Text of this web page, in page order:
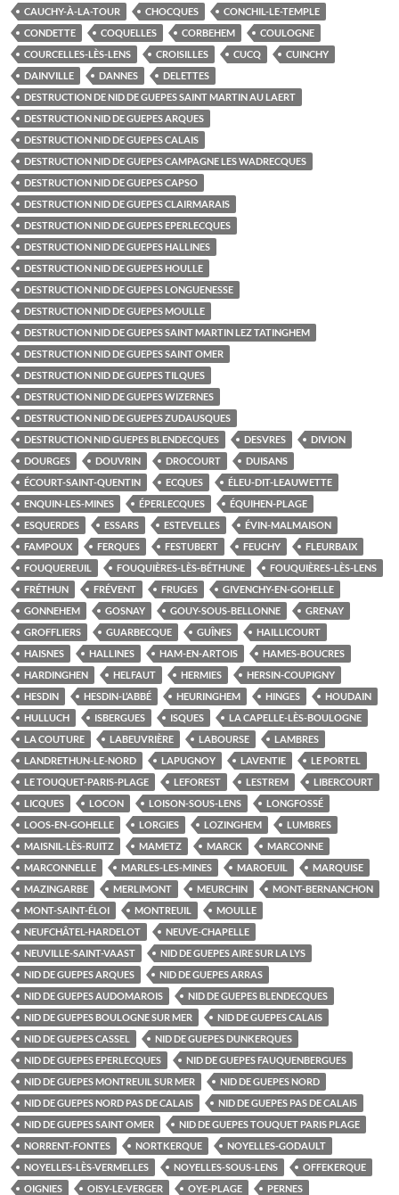
CAUCHY-À-LA-TOUR
CHOCQUES
CONCHIL-LE-TEMPLE
CONDETTE
COQUELLES CORBEHEM
COULOGNE
COURCELLES-LÈS-LENS
CROISILLES CUCQ
CUINCHY
DAINVILLE
DANNES
DELETTES
DESTRUCTION DE NID DE GUEPES SAINT MARTIN AU LAERT
DESTRUCTION NID DE GUEPES ARQUES
DESTRUCTION NID DE GUEPES CALAIS
DESTRUCTION NID DE GUEPES CAMPAGNE LES WADRECQUES
DESTRUCTION NID DE GUEPES CAPSO
DESTRUCTION NID DE GUEPES CLAIRMARAIS
DESTRUCTION NID DE GUEPES EPERLECQUES
DESTRUCTION NID DE GUEPES HALLINES
DESTRUCTION NID DE GUEPES HOULLE
DESTRUCTION NID DE GUEPES LONGUENESSE
DESTRUCTION NID DE GUEPES MOULLE
DESTRUCTION NID DE GUEPES SAINT MARTIN LEZ TATINGHEM
DESTRUCTION NID DE GUEPES SAINT OMER
DESTRUCTION NID DE GUEPES TILQUES
DESTRUCTION NID DE GUEPES WIZERNES
DESTRUCTION NID DE GUEPES ZUDAUSQUES
DESTRUCTION NID GUEPES BLENDECQUES
DESVRES
DIVION
DOURGES
DOUVRIN DROCOURT
DUISANS
ÉCOURT-SAINT-QUENTIN
ECQUES
ÉLEU-DIT-LEAUWETTE
ENQUIN-LES-MINES
ÉPERLECQUES
ÉQUIHEN-PLAGE
ESQUERDES
ESSARS ESTEVELLES
ÉVIN-MALMAISON
FAMPOUX
FERQUES FESTUBERT FEUCHY
FLEURBAIX
FOUQUEREUIL
FOUQUIÈRES-LÈS-BÉTHUNE
FOUQUIÈRES-LÈS-LENS
FRÉTHUN
FRÉVENT FRUGES
GIVENCHY-EN-GOHELLE
GONNEHEM
GOSNAY GOUY-SOUS-BELLONNE
GRENAY
GROFFLIERS
GUARBECQUE GUÎNES
HAILLICOURT
HAISNES
HALLINES HAM-EN-ARTOIS
HAMES-BOUCRES
HARDINGHEN
HELFAUT HERMIES
HERSIN-COUPIGNY
HESDIN
HESDIN-L’ABBÉ HEURINGHEM HINGES
HOUDAIN
HULLUCH
ISBERGUES ISQUES
LA CAPELLE-LÈS-BOULOGNE
LA COUTURE
LABEUVRIÈRE LABOURSE
LAMBRES
LANDRETHUN-LE-NORD
LAPUGNOY LAVENTIE
LE PORTEL
LE TOUQUET-PARIS-PLAGE
LEFOREST LESTREM
LIBERCOURT
LICQUES
LOCON LOISON-SOUS-LENS
LONGFOSSÉ
LOOS-EN-GOHELLE
LORGIES LOZINGHEM
LUMBRES
MAISNIL-LÈS-RUITZ
MAMETZ MARCK
MARCONNE
MARCONNELLE
MARLES-LES-MINES MAROEUIL
MARQUISE
MAZINGARBE
MERLIMONT MEURCHIN
MONT-BERNANCHON
MONT-SAINT-ÉLOI
MONTREUIL
MOULLE
NEUFCHÂTEL-HARDELOT
NEUVE-CHAPELLE
NEUVILLE-SAINT-VAAST
NID DE GUEPES AIRE SUR LA LYS
NID DE GUEPES ARQUES
NID DE GUEPES ARRAS
NID DE GUEPES AUDOMAROIS
NID DE GUEPES BLENDECQUES
NID DE GUEPES BOULOGNE SUR MER
NID DE GUEPES CALAIS
NID DE GUEPES CASSEL
NID DE GUEPES DUNKERQUES
NID DE GUEPES EPERLECQUES
NID DE GUEPES FAUQUENBERGUES
NID DE GUEPES MONTREUIL SUR MER
NID DE GUEPES NORD
NID DE GUEPES NORD PAS DE CALAIS
NID DE GUEPES PAS DE CALAIS
NID DE GUEPES SAINT OMER
NID DE GUEPES TOUQUET PARIS PLAGE
NORRENT-FONTES
NORTKERQUE
NOYELLES-GODAULT
NOYELLES-LÈS-VERMELLES
NOYELLES-SOUS-LENS
OFFEKERQUE
OIGNIES
OISY-LE-VERGER OYE-PLAGE
PERNES